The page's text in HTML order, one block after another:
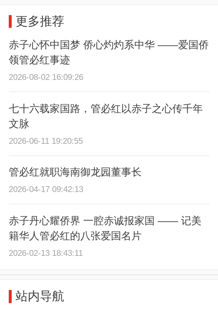
更多推荐
赤子心怀中国梦 侨心灼灼系中华 ——爱国侨
领管必红事迹
2026-08-02 16:09:26
七十六载家国路，管必红以赤子之心传千年
文脉
2026-06-11 19:20:55
管必红就职海南御龙园董事长
2026-04-17 09:42:13
赤子丹心耀侨界 一腔赤诚报家国 —— 记美
籍华人管必红的八张爱国名片
2026-02-13 18:43:11
站内导航